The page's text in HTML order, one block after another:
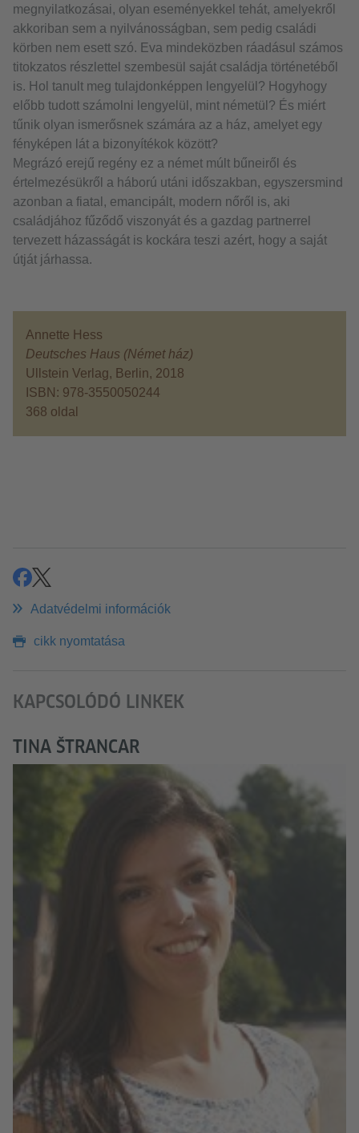
megnyilatkozásai, olyan eseményekkel tehát, amelyekről
akkoriban sem a nyilvánosságban, sem pedig családi
körben nem esett szó. Eva mindeközben ráadásul számos
titokzatos részlettel szembesül saját családja történetéből
is. Hol tanult meg tulajdonképpen lengyelül? Hogyhogy
előbb tudott számolni lengyelül, mint németül? És miért
tűnik olyan ismerősnek számára az a ház, amelyet egy
fényképen lát a bizonyítékok között?
Megrázó erejű regény ez a német múlt bűneiről és
értelmezésükről a háború utáni időszakban, egyszersmind
azonban a fiatal, emancipált, modern nőről is, aki
családjához fűződő viszonyát és a gazdag partnerrel
tervezett házasságát is kockára teszi azért, hogy a saját
útját járhassa.
Annette Hess
Deutsches Haus (Német ház)
Ullstein Verlag, Berlin, 2018
ISBN: 978-3550050244
368 oldal
megosztás
share
Adatvédelmi információk
cikk nyomtatása
KAPCSOLÓDÓ LINKEK
TINA ŠTRANCAR